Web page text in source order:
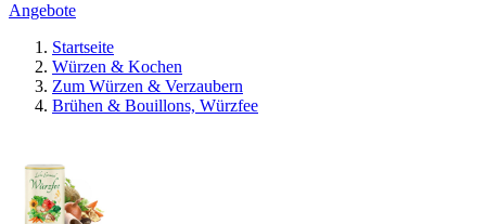
Angebote
Startseite
Würzen & Kochen
Zum Würzen & Verzaubern
Brühen & Bouillons, Würzfee